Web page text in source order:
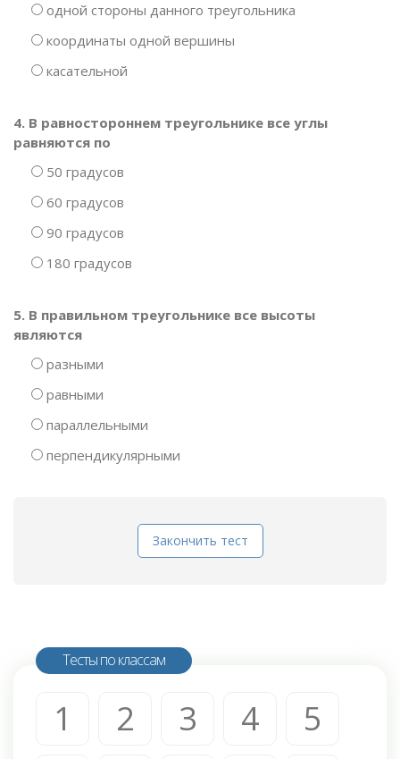
одной стороны данного треугольника
координаты одной вершины
касательной
4. В равностороннем треугольнике все углы
равняются по
50 градусов
60 градусов
90 градусов
180 градусов
5. В правильном треугольнике все высоты
являются
разными
равными
параллельными
перпендикулярными
Закончить тест
Тесты по классам
1 2 3 4 5